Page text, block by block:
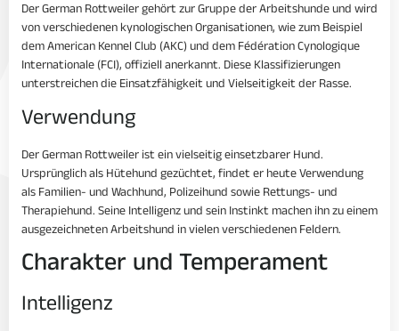
Der German Rottweiler gehört zur Gruppe der Arbeitshunde und wird
von verschiedenen kynologischen Organisationen, wie zum Beispiel
dem American Kennel Club (AKC) und dem Fédération Cynologique
Internationale (FCI), offiziell anerkannt. Diese Klassifizierungen
unterstreichen die Einsatzfähigkeit und Vielseitigkeit der Rasse.
Verwendung
Der German Rottweiler ist ein vielseitig einsetzbarer Hund.
Ursprünglich als Hütehund gezüchtet, findet er heute Verwendung
als Familien- und Wachhund, Polizeihund sowie Rettungs- und
Therapiehund. Seine Intelligenz und sein Instinkt machen ihn zu einem
ausgezeichneten Arbeitshund in vielen verschiedenen Feldern.
Charakter und Temperament
Intelligenz